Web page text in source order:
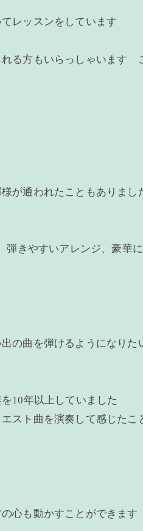
レッスンをしています
る方もいらっしゃいます
が通われたこともありまし
きやすいアレンジ、豪華
の曲を弾けるようになりた
10年以上していました
スト曲を演奏して感じた
心も動かすことができます